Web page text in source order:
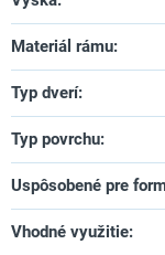
Materiál rámu:
Typ dverí:
Typ povrchu:
Uspôsobené pre
Vhodné využitie: